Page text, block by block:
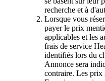
recherche et à
Lorsque vous
payer le prix
applicables et les
frais de service
identifiés lors du
Annonce sera
contraire. Les prix